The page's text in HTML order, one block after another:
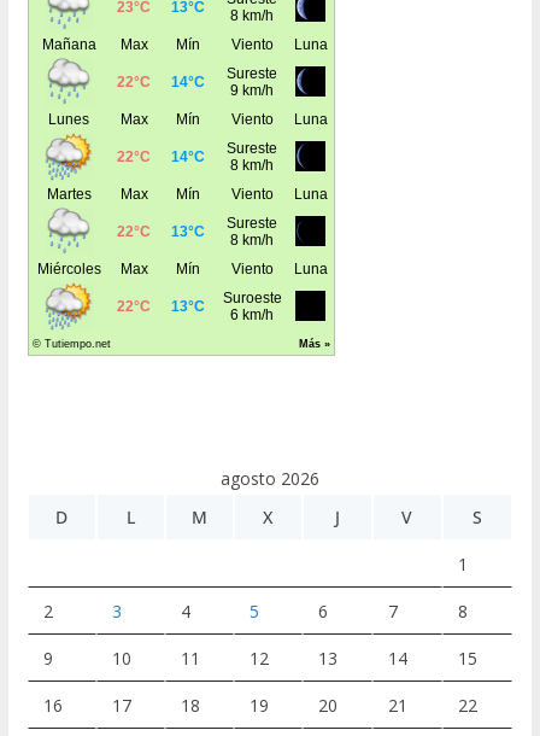
agosto 2026
D
L M X J V S
1
2 3 4 5 6 7 8
9 10 11 12 13 14 15
16 17 18 19 20 21 22